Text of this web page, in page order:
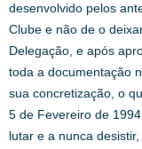
desenvolvido pelos
Clube e não de o
Delegação, e após
toda a documentação
sua concretização, o
5 de Fevereiro de
lutar e a nunca